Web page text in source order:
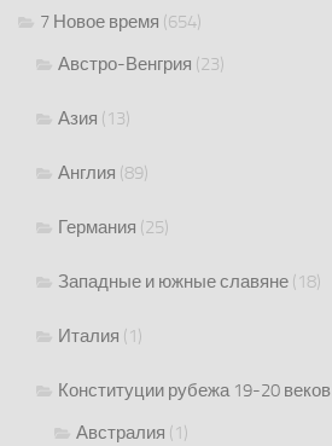
7 Новое время (654)
Австро-Венгрия (23)
Азия (13)
Англия (89)
Германия (25)
Западные и южные славяне (18)
Италия (1)
Конституции рубежа 19-20 веков
Австралия (1)